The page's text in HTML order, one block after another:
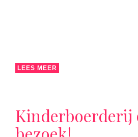
LEES MEER
Kinderboerderij